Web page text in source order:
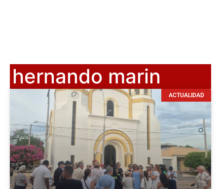
hernando marin
ACTUALIDAD